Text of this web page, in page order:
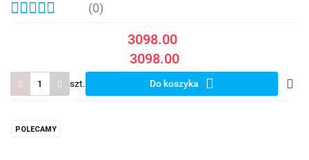
(0)
3098.00
3098.00
szt. Do koszyka
POLECAMY